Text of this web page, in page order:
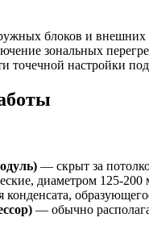
блоков и внешних
зональных
настройки
— скрыт за
диаметром 125-200
конденсата,
— обычно